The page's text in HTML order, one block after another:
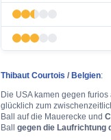
Thibaut Courtois / Belgien:
Die USA kamen gegen
glücklich zum
Ball auf die Mauerecke und
Ball gegen die Laufrichtung